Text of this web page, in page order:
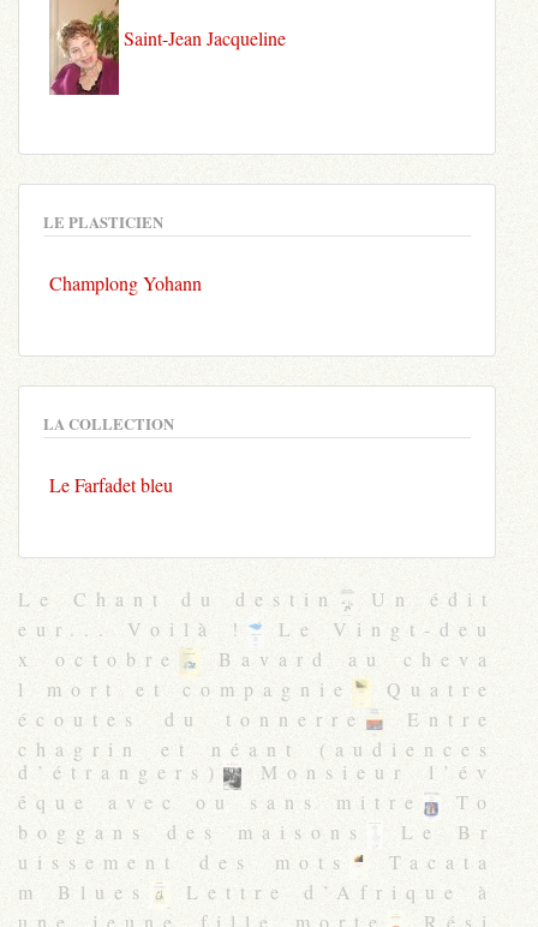
Saint-Jean Jacqueline
LE PLASTICIEN
Champlong Yohann
LA COLLECTION
Le Farfadet bleu
Le Chant du destin
Un édit
eur... Voilà !
Le Vingt-deu
x octobre
Bavard au cheva
l mort et compagnie
Quatre
écoutes du tonnerre
Entre
chagrin et néant (audiences
d’étrangers)
Monsieur l’év
êque avec ou sans mitre
To
boggans des maisons
Le Br
uissement des mots
Tacata
m Blues
Lettre d’Afrique à
une jeune fille morte
Rési